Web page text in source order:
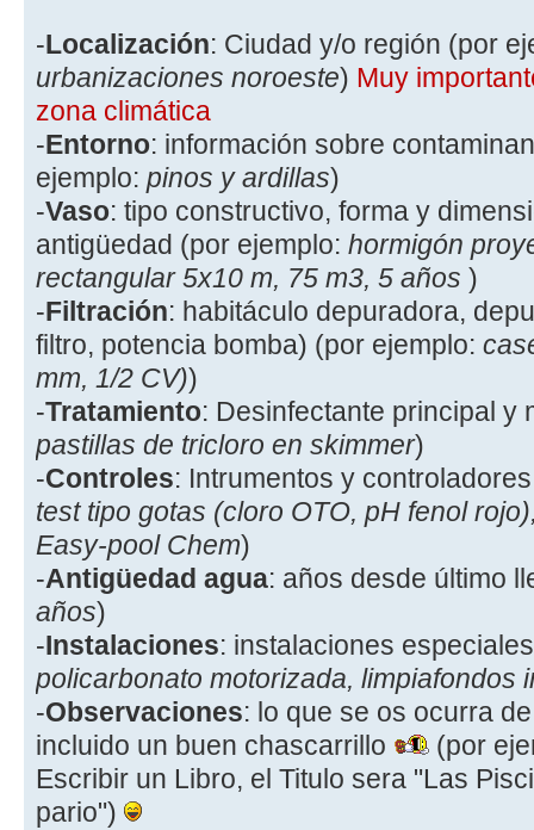
-Localización: Ciudad y/o región (por
urbanizaciones noroeste) Muy
zona climática
-Entorno: información sobre
ejemplo: pinos y ardillas)
-Vaso: tipo constructivo, forma y
antigüedad (por ejemplo: hormigón
rectangular 5x10 m, 75 m3, 5 años )
-Filtración: habitáculo depuradora,
filtro, potencia bomba) (por ejemplo:
mm, 1/2 CV))
-Tratamiento: Desinfectante principal y
pastillas de tricloro en skimmer)
-Controles: Intrumentos y
test tipo gotas (cloro OTO, pH fenol
Easy-pool Chem)
-Antigüedad agua: años desde último
años)
-Instalaciones: instalaciones
policarbonato motorizada, limpiafondos
-Observaciones: lo que se os ocurra
incluido un buen chascarrillo
(por
Escribir un Libro, el Titulo sera "Las
pario")